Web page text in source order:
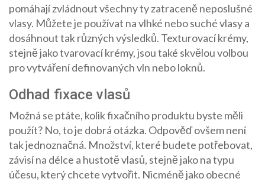
pomáhají zvládnout všechny ty zatraceně neposlušné
vlasy. Můžete je používat na vlhké nebo suché vlasy a
dosáhnout tak různých výsledků. Texturovací krémy,
stejně jako tvarovací krémy, jsou také skvělou volbou
pro vytváření definovaných vln nebo loknů.
Odhad fixace vlasů
Možná se ptáte, kolik fixačního produktu byste měli
použít? No, to je dobrá otázka. Odpověď ovšem není
tak jednoznačná. Množství, které budete potřebovat,
závisí na délce a hustotě vlasů, stejně jako na typu
účesu, který chcete vytvořit. Nicméně jako obecné